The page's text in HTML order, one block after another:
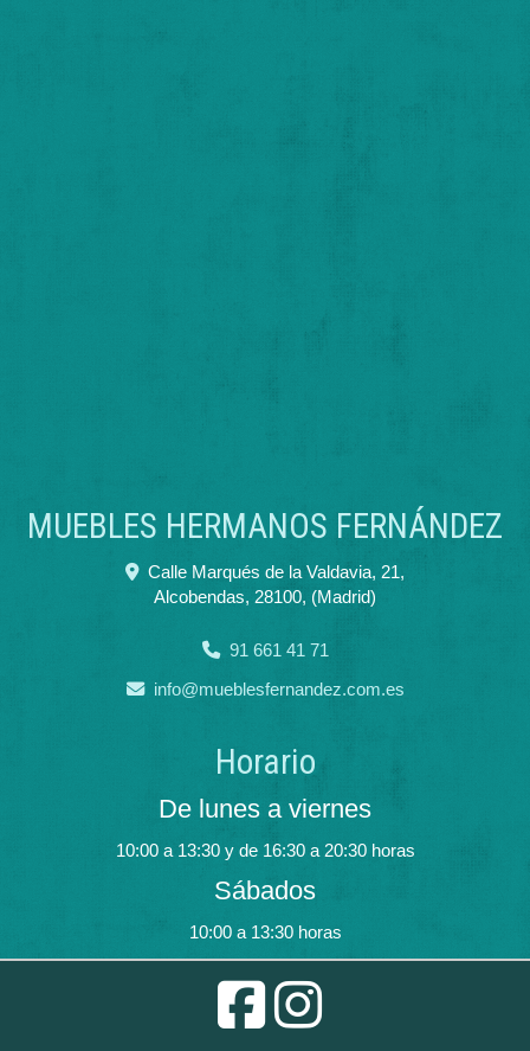
MUEBLES HERMANOS FERNÁNDEZ
Calle Marqués de la Valdavia, 21,
Alcobendas, 28100, (Madrid)
91 661 41 71
info
mueblesfernandez.com.es
Horario
De lunes a viernes
10:00 a 13:30 y de 16:30 a 20:30 horas
Sábados
10:00 a 13:30 horas